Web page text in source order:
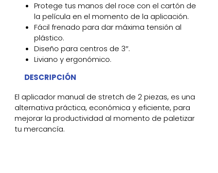
Protege tus manos del roce con el cartón de
la película en el momento de la aplicación.
Fácil frenado para dar máxima tensión al
plástico.
Diseño para centros de 3″.
Liviano y ergonómico.
DESCRIPCIÓN
El aplicador manual de stretch de 2 piezas, es una
alternativa práctica, económica y eficiente, para
mejorar la productividad al momento de paletizar
tu mercancía.